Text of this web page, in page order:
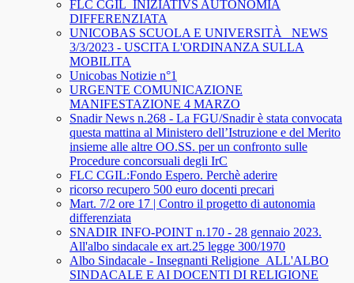
FLC CGIL_INIZIATIVS AUTONOMIA
DIFFERENZIATA
UNICOBAS SCUOLA E UNIVERSITÀ _NEWS
3/3/2023 - USCITA L'ORDINANZA SULLA
MOBILITA
Unicobas Notizie n°1
URGENTE COMUNICAZIONE
MANIFESTAZIONE 4 MARZO
Snadir News n.268 - La FGU/Snadir è stata convocata
questa mattina al Ministero dell’Istruzione e del Merito
insieme alle altre OO.SS. per un confronto sulle
Procedure concorsuali degli IrC
FLC CGIL:Fondo Espero. Perchè aderire
ricorso recupero 500 euro docenti precari
Mart. 7/2 ore 17 | Contro il progetto di autonomia
differenziata
SNADIR INFO-POINT n.170 - 28 gennaio 2023.
All'albo sindacale ex art.25 legge 300/1970
Albo Sindacale - Insegnanti Religione_ALL'ALBO
SINDACALE E AI DOCENTI DI RELIGIONE